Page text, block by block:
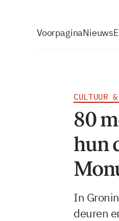
VoorpaginaNieuws
CULTUUR
80
hun
In
deuren